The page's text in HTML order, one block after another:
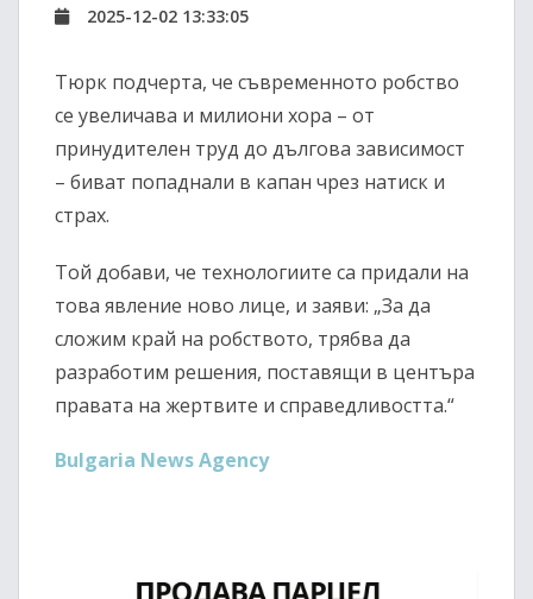
2025-12-02 13:33:05
Тюрк подчерта, че съвременното робство
се увеличава и милиони хора – от
принудителен труд до дългова зависимост
– биват попаднали в капан чрез натиск и
страх.
Той добави, че технологиите са придали на
това явление ново лице, и заяви: „За да
сложим край на робството, трябва да
разработим решения, поставящи в центъра
правата на жертвите и справедливостта.“
Bulgaria News Agency